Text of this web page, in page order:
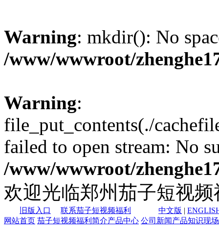
Warning: mkdir(): No
/www/wwwroot/
Warning:
file_put_contents(./
failed to open stream: No
/www/wwwroot/
欢迎光临郑州茄子短视
旧版入口 联系茄子短视频福利 中文版 |
网站首页 茄子短视频福利简介产品中心 公司新闻产品知识现